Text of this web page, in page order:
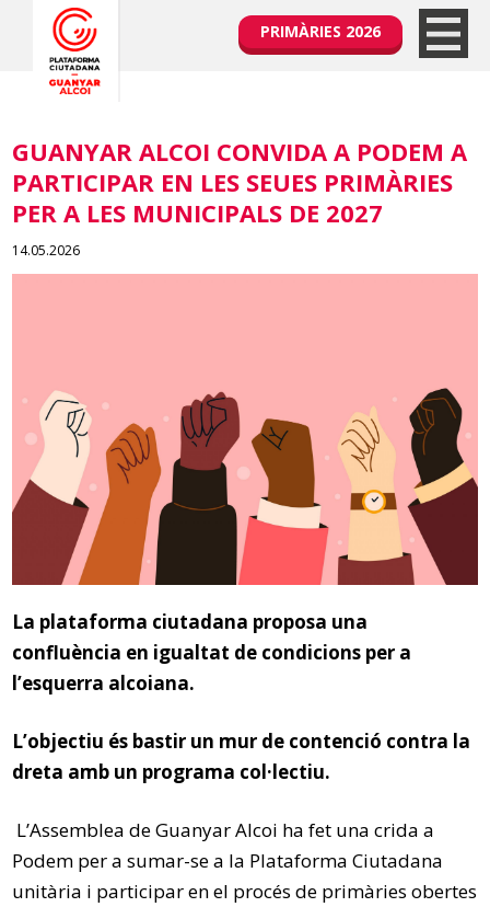
PRIMÀRIES 2026
GUANYAR ALCOI CONVIDA A PODEM A
PARTICIPAR EN LES SEUES PRIMÀRIES
PER A LES MUNICIPALS DE 2027
14.05.2026
La plataforma ciutadana proposa una
confluència en igualtat de condicions per a
l’esquerra alcoiana.
L’objectiu és bastir un mur de contenció contra la
dreta amb un programa col·lectiu.
L’Assemblea de Guanyar Alcoi ha fet una crida a
Podem per a sumar-se a la Plataforma Ciutadana
unitària i participar en el procés de primàries obertes